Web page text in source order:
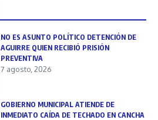
NO ES ASUNTO POLÍTICO DETENCIÓN DE
AGUIRRE QUIEN RECIBIÓ PRISIÓN
PREVENTIVA
7 agosto, 2026
GOBIERNO MUNICIPAL ATIENDE DE
INMEDIATO CAÍDA DE TECHADO EN CANCHA